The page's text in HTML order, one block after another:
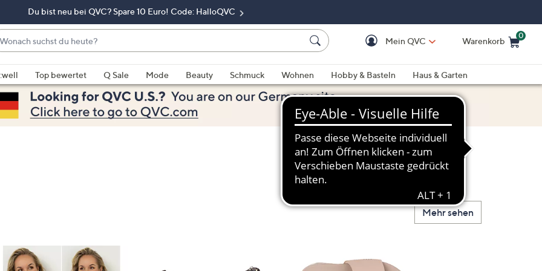
Du bist neu bei QVC? Spare 10 Euro! Code: HalloQVC
Mein QVC Warenkorb
0
Top bewertet Q Sale Mode Beauty Schmuck Wohnen Hobby & Basteln
Haus & Garten
Mehr sehen